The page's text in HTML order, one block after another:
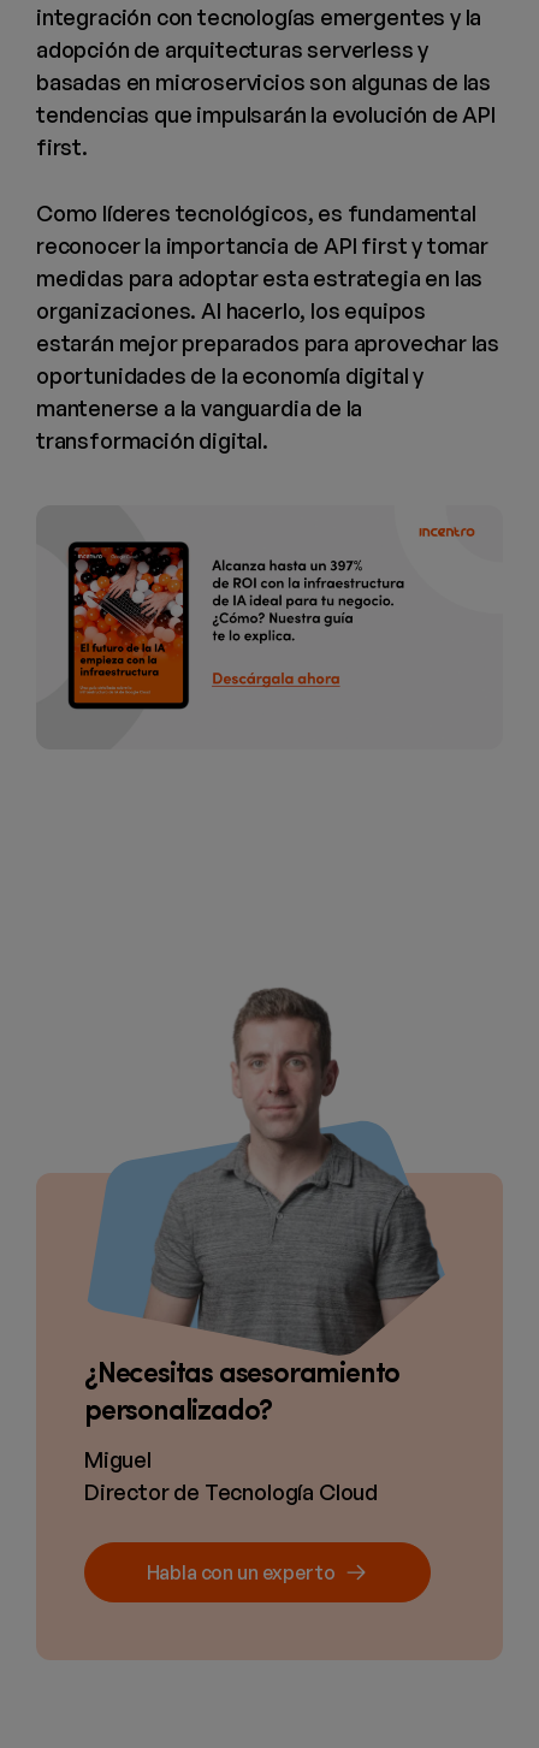
integración con tecnologías emergentes y la
adopción de arquitecturas serverless y
basadas en microservicios son algunas de las
tendencias que impulsarán la evolución de API
first.
Como líderes tecnológicos, es fundamental
reconocer la importancia de API first y tomar
medidas para adoptar esta estrategia en las
organizaciones. Al hacerlo, los equipos
estarán mejor preparados para aprovechar las
oportunidades de la economía digital y
mantenerse a la vanguardia de la
transformación digital.
¿Necesitas asesoramiento
personalizado?
Miguel
Director de Tecnología Cloud
Habla con un experto